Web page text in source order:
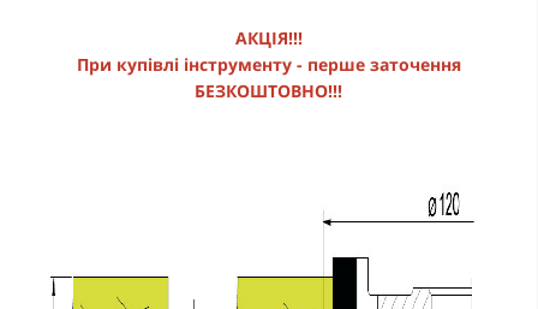
АКЦІЯ!!!
При купівлі інструменту - перше заточення
БЕЗКОШТОВНО!!!